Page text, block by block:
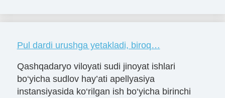
Pul dardi urushga yetakladi, biroq…
Qashqadaryo viloyati sudi jinoyat ishlari
bo‘yicha sudlov hay’ati apellyasiya
instansiyasida ko‘rilgan ish bo‘yicha birinchi